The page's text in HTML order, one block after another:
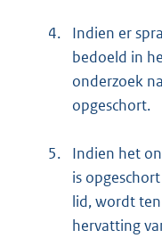
4.
Indien er
bedoeld in
onderzoek
opgeschort.
5.
Indien het
is
lid, wordt
hervatting